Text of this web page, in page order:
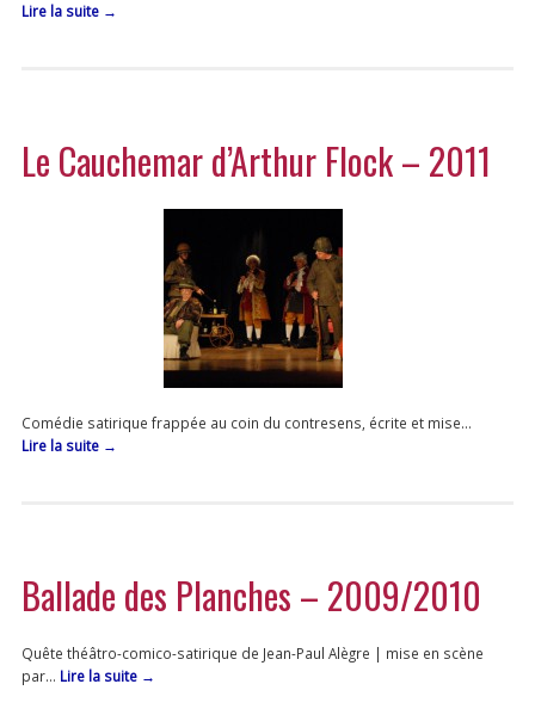
Lire la suite →
Le Cauchemar d’Arthur Flock – 2011
Comédie satirique frappée au coin du contresens, écrite et mise…
Lire la suite →
Ballade des Planches – 2009/2010
Quête théâtro-comico-satirique de Jean-Paul Alègre | mise en scène
par… Lire la suite →